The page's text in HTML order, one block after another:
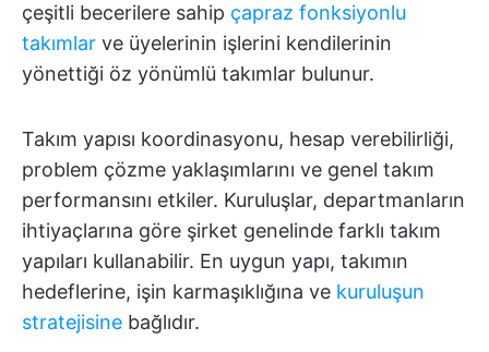
çeşitli becerilere sahip çapraz fonksiyonlu
takımlar ve üyelerinin işlerini kendilerinin
yönettiği öz yönümlü takımlar bulunur.
Takım yapısı koordinasyonu, hesap verebilirliği,
problem çözme yaklaşımlarını ve genel takım
performansını etkiler. Kuruluşlar, departmanların
ihtiyaçlarına göre şirket genelinde farklı takım
yapıları kullanabilir. En uygun yapı, takımın
hedeflerine, işin karmaşıklığına ve kuruluşun
stratejisine bağlıdır.